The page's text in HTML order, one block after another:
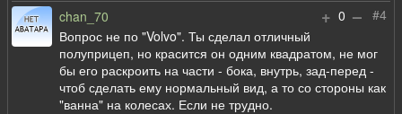
#4
+ 0 –
chan_70
Вопрос не по "Volvo". Ты сделал отличный
полуприцеп, но красится он одним квадратом, не мог
бы его раскроить на части - бока, внутрь, зад-перед -
чтоб сделать ему нормальный вид, а то со стороны как
"ванна" на колесах. Если не трудно.